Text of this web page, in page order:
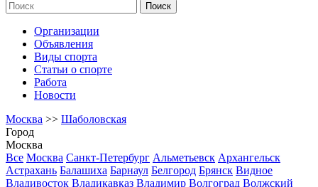
Организации
Объявления
Виды спорта
Статьи о спорте
Работа
Новости
Москва >> Шаболовская
Город
Москва
Все Москва Санкт-Петербург Альметьевск Архангельск
Астрахань Балашиха Барнаул Белгород Брянск Видное
Владивосток Владикавказ Владимир Волгоград Волжский